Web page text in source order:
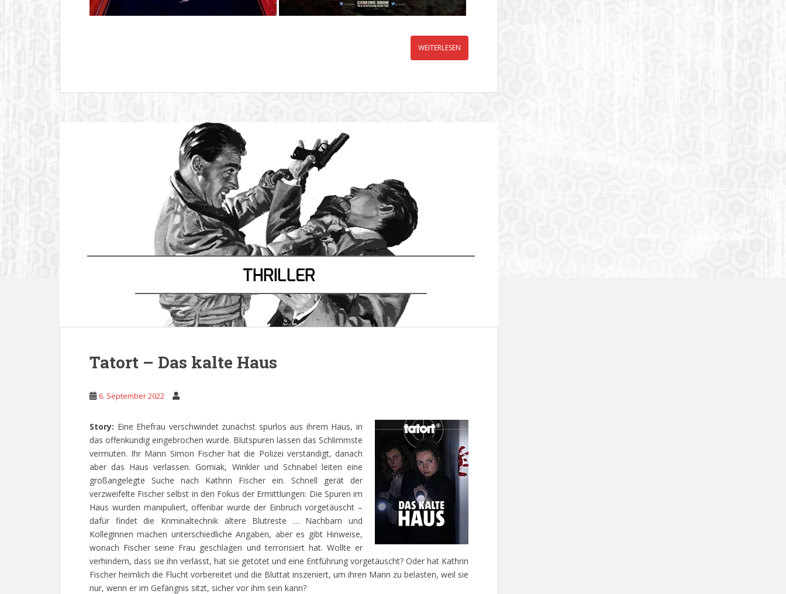
WEITERLESEN
Tatort – Das kalte Haus
6. September 2022
Story: Eine Ehefrau verschwindet zunächst spurlos aus ihrem Haus, in
das offenkundig eingebrochen wurde. Blutspuren lassen das Schlimmste
vermuten. Ihr Mann Simon Fischer hat die Polizei verständigt, danach
aber das Haus verlassen. Gorniak, Winkler und Schnabel leiten eine
großangelegte Suche nach Kathrin Fischer ein. Schnell gerät der
verzweifelte Fischer selbst in den Fokus der Ermittlungen: Die Spuren im
Haus wurden manipuliert, offenbar wurde der Einbruch vorgetäuscht –
dafür findet die Kriminaltechnik ältere Blutreste … Nachbarn und
Kolleginnen machen unterschiedliche Angaben, aber es gibt Hinweise,
wonach Fischer seine Frau geschlagen und terrorisiert hat. Wollte er
verhindern, dass sie ihn verlässt, hat sie getötet und eine Entführung vorgetäuscht? Oder hat Kathrin
Fischer heimlich die Flucht vorbereitet und die Bluttat inszeniert, um ihren Mann zu belasten, weil sie
nur, wenn er im Gefängnis sitzt, sicher vor ihm sein kann?